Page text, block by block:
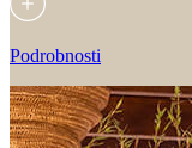
Podrobnosti